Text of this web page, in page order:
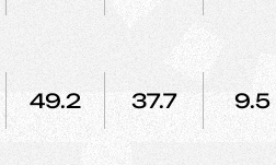
49.2 37.7 9.5